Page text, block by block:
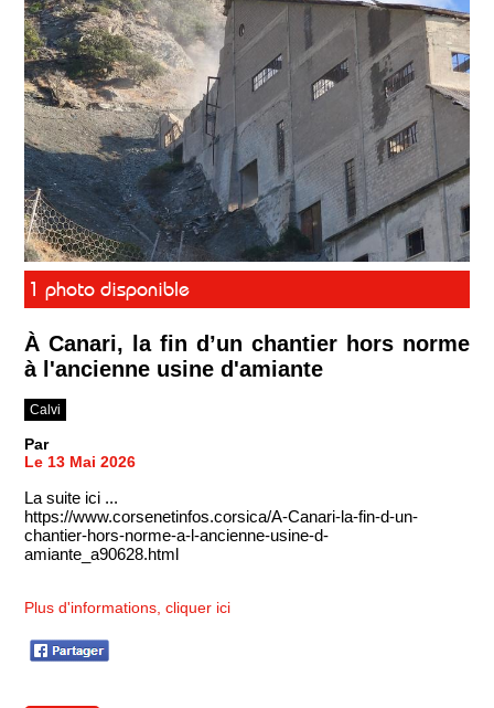
1 photo disponible
À Canari, la fin d’un chantier hors norme
à l'ancienne usine d'amiante
Calvi
Par
Le 13 Mai 2026
La suite ici ...
https://www.corsenetinfos.corsica/A-Canari-la-fin-d-un-
chantier-hors-norme-a-l-ancienne-usine-d-
amiante_a90628.html
Plus d'informations, cliquer ici